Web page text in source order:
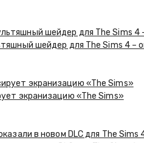
шейдер для The Sims 4 –
экранизацию «The Sims»